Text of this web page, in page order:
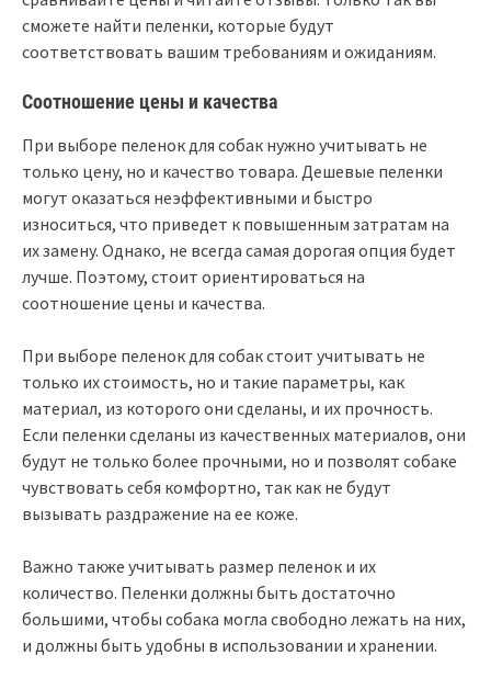
сможете найти пеленки, которые будут
соответствовать вашим требованиям и ожиданиям.
Соотношение цены и качества
При выборе пеленок для собак нужно учитывать не
только цену, но и качество товара. Дешевые пеленки
могут оказаться неэффективными и быстро
износиться, что приведет к повышенным затратам на
их замену. Однако, не всегда самая дорогая опция будет
лучше. Поэтому, стоит ориентироваться на
соотношение цены и качества.
При выборе пеленок для собак стоит учитывать не
только их стоимость, но и такие параметры, как
материал, из которого они сделаны, и их прочность.
Если пеленки сделаны из качественных материалов, они
будут не только более прочными, но и позволят собаке
чувствовать себя комфортно, так как не будут
вызывать раздражение на ее коже.
Важно также учитывать размер пеленок и их
количество. Пеленки должны быть достаточно
большими, чтобы собака могла свободно лежать на них,
и должны быть удобны в использовании и хранении.